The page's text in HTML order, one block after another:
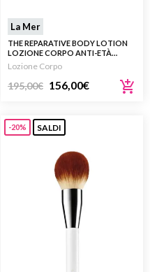
La Mer
THE REPARATIVE BODY LOTION
LOZIONE CORPO ANTI-ETÀ
160ML
Lozione Corpo
195,00€ 156,00€
-20% SALDI